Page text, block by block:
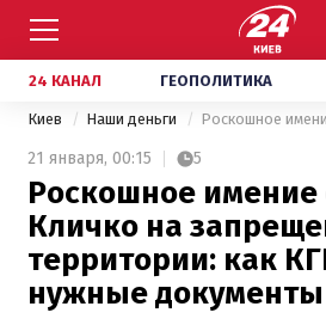
24 КАНАЛ ГЕОПОЛИТИКА
Киев Наши деньги
21 января, 00:15 5
Роскошное имение
Кличко на
территории: как
нужные документы